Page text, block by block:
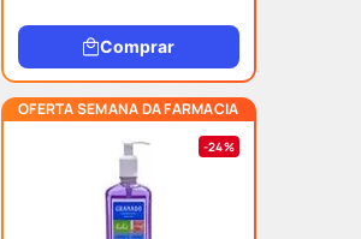
Comprar
OFERTA SEMANA DA FARMACIA
24%